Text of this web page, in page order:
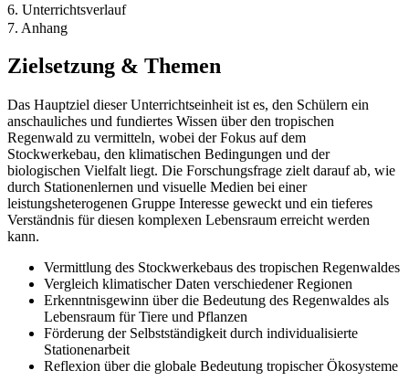
6. Unterrichtsverlauf
7. Anhang
Zielsetzung & Themen
Das Hauptziel dieser Unterrichtseinheit ist es, den Schülern ein
anschauliches und fundiertes Wissen über den tropischen
Regenwald zu vermitteln, wobei der Fokus auf dem
Stockwerkebau, den klimatischen Bedingungen und der
biologischen Vielfalt liegt. Die Forschungsfrage zielt darauf ab, wie
durch Stationenlernen und visuelle Medien bei einer
leistungsheterogenen Gruppe Interesse geweckt und ein tieferes
Verständnis für diesen komplexen Lebensraum erreicht werden
kann.
Vermittlung des Stockwerkebaus des tropischen Regenwaldes
Vergleich klimatischer Daten verschiedener Regionen
Erkenntnisgewinn über die Bedeutung des Regenwaldes als
Lebensraum für Tiere und Pflanzen
Förderung der Selbstständigkeit durch individualisierte
Stationenarbeit
Reflexion über die globale Bedeutung tropischer Ökosysteme